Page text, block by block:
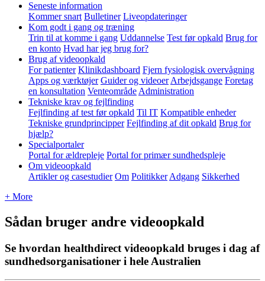
Seneste information
Kommer snart Bulletiner Liveopdateringer
Kom godt i gang og træning
Trin til at komme i gang Uddannelse Test før opkald Brug for
en konto Hvad har jeg brug for?
Brug af videoopkald
For patienter Klinikdashboard Fjern fysiologisk overvågning
Apps og værktøjer Guider og videoer Arbejdsgange Foretag
en konsultation Venteområde Administration
Tekniske krav og fejlfinding
Fejlfinding af test før opkald Til IT Kompatible enheder
Tekniske grundprincipper Fejlfinding af dit opkald Brug for
hjælp?
Specialportaler
Portal for ældrepleje Portal for primær sundhedspleje
Om videoopkald
Artikler og casestudier Om Politikker Adgang Sikkerhed
+ More
Sådan bruger andre videoopkald
Se hvordan healthdirect videoopkald bruges i dag af
sundhedsorganisationer i hele Australien